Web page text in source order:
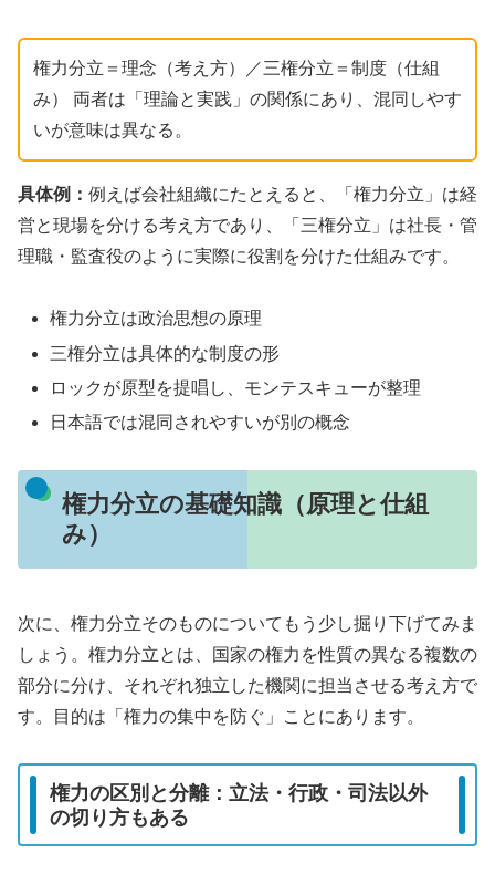
権力分立＝理念（考え方）／三権分立＝制度（仕組
み） 両者は「理論と実践」の関係にあり、混同しやす
いが意味は異なる。
具体例： 例えば会社組織にたとえると、「権力分立」は経
営と現場を分ける考え方であり、「三権分立」は社長・管
理職・監査役のように実際に役割を分けた仕組みです。
権力分立は政治思想の原理
三権分立は具体的な制度の形
ロックが原型を提唱し、モンテスキューが整理
日本語では混同されやすいが別の概念
権力分立の基礎知識（原理と仕組
み）
次に、権力分立そのものについてもう少し掘り下げてみま
しょう。権力分立とは、国家の権力を性質の異なる複数の
部分に分け、それぞれ独立した機関に担当させる考え方で
す。目的は「権力の集中を防ぐ」ことにあります。
権力の区別と分離：立法・行政・司法以外
の切り方もある